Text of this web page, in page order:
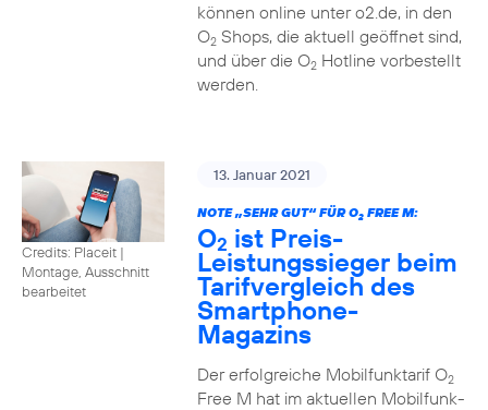
können online unter o2.de, in den
O2Shops, die aktuell geöffnet sind,
und über die O2Hotline vorbestellt
werden.
Credits: Placeit |
Montage, Ausschnitt
bearbeitet
13. Januar 2021
NOTE „SEHR GUT“ FÜR O2FREE M:
O2 ist Preis-
Leistungssieger beim
Tarifvergleich des
Smartphone-
Magazins
Der erfolgreiche Mobilfunktarif O2
Free M hat im aktuellen Mobilfunk-